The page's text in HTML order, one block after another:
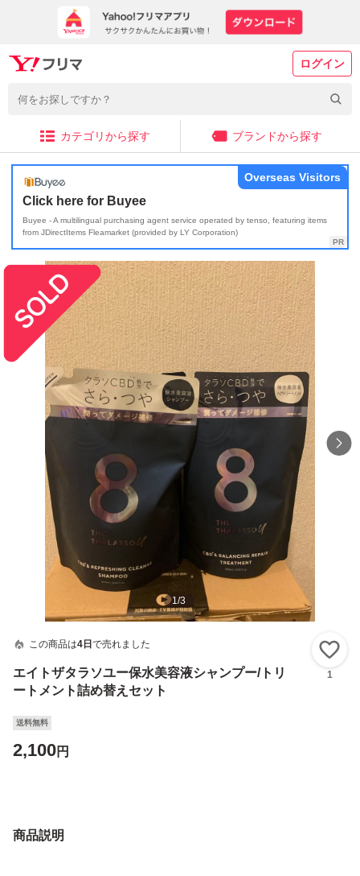
ログイン
カテゴリから探す ブランドから探す
Click here for Buyee
Buyee - A multilingual purchasing agent service operated by tenso, featuring items
from JDirectItems Fleamarket (provided by LY Corporation)
Overseas Visitors
1/3
この商品は4日 で売れました
エイトザタラソユー保水美容液シャンプー/トリ
ートメント詰め替えセット
1
送料無料
2,100円
商品説明